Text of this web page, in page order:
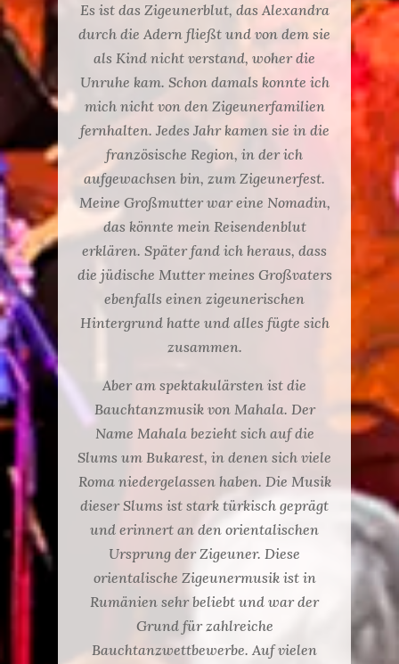
Es ist das Zigeunerblut, das Alexandra
durch die Adern fließt und von dem sie
als Kind nicht verstand, woher die
Unruhe kam. Schon damals konnte ich
mich nicht von den Zigeunerfamilien
fernhalten. Jedes Jahr kamen sie in die
französische Region, in der ich
aufgewachsen bin, zum Zigeunerfest.
Meine Großmutter war eine Nomadin,
das könnte mein Reisendenblut
erklären. Später fand ich heraus, dass
die jüdische Mutter meines Großvaters
ebenfalls einen zigeunerischen
Hintergrund hatte und alles fügte sich
zusammen.
Aber am spektakulärsten ist die
Bauchtanzmusik von Mahala. Der
Name Mahala bezieht sich auf die
Slums um Bukarest, in denen sich viele
Roma niedergelassen haben. Die Musik
dieser Slums ist stark türkisch geprägt
und erinnert an den orientalischen
Ursprung der Zigeuner. Diese
orientalische Zigeunermusik ist in
Rumänien sehr beliebt und war der
Grund für zahlreiche
Bauchtanzwettbewerbe. Auf vielen